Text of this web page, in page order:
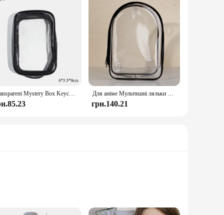
Transparent Mystery Box Keychain Bag Storage Case Organizer Box Storage Pouch Thicken Outdoor Dolls Organizer Box Clear Toy Bag Для аніме Мультяшні ляльки Плюшева сумка для ляльок ПВХ Прозора таємнича коробка Брелок Сумка Дисплей для ляльок Прозорий футляр для зберігання 20 см
грн.140.21